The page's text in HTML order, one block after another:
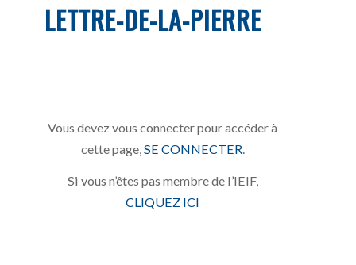
LETTRE-DE-LA-PIERRE
Vous devez vous connecter pour accéder à
cette page, SE CONNECTER
Si vous n’êtes pas membre de l’IEIF,
CLIQUEZ ICI